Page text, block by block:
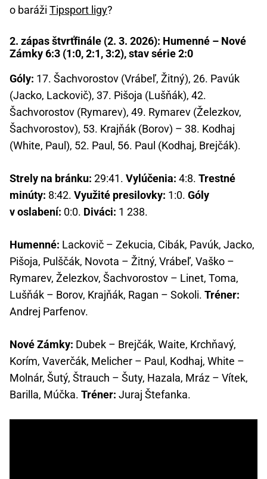
o baráži Tipsport ligy?
2. zápas štvrťfinále (2. 3. 2026): Humenné – Nové
Zámky 6:3 (1:0, 2:1, 3:2), stav série 2:0
Góly: 17. Šachvorostov (Vrábeľ, Žitný), 26. Pavúk
(Jacko, Lackovič), 37. Pišoja (Lušňák), 42.
Šachvorostov (Rymarev), 49. Rymarev (Železkov,
Šachvorostov), 53. Krajňák (Borov) – 38. Kodhaj
(White, Paul), 52. Paul, 56. Paul (Kodhaj, Brejčák).
Strely na bránku: 29:41. Vylúčenia: 4:8. Trestné
minúty: 8:42. Využité presilovky: 1:0. Góly
v oslabení: 0:0. Diváci: 1 238.
Humenné: Lackovič – Zekucia, Cibák, Pavúk, Jacko,
Pišoja, Pulščák, Novota – Žitný, Vrábeľ, Vaško –
Rymarev, Železkov, Šachvorostov – Linet, Toma,
Lušňák – Borov, Krajňák, Ragan – Sokoli. Tréner:
Andrej Parfenov.
Nové Zámky: Dubek – Brejčák, Waite, Krchňavý,
Korím, Vaverčák, Melicher – Paul, Kodhaj, White –
Molnár, Šutý, Štrauch – Šuty, Hazala, Mráz – Vítek,
Barilla, Múčka. Tréner: Juraj Štefanka.